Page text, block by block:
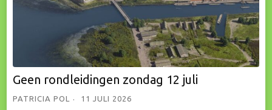
Geen rondleidingen zondag 12 juli
PATRICIA POL 11 JULI 2026